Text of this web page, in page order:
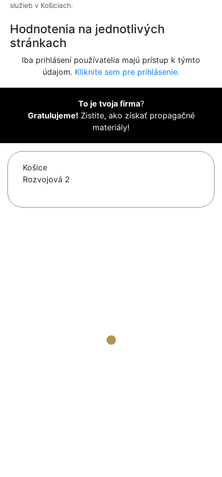
služieb v Košiciach.
Hodnotenia na jednotlivých
stránkach
Iba prihlásení používatelia majú prístup k týmto
údajom. Kliknite sem pre prihlásenie.
To je tvoja firma?
Gratulujeme! Zistite, ako získať propagačné
materiály!
Košice
Rozvojová 2